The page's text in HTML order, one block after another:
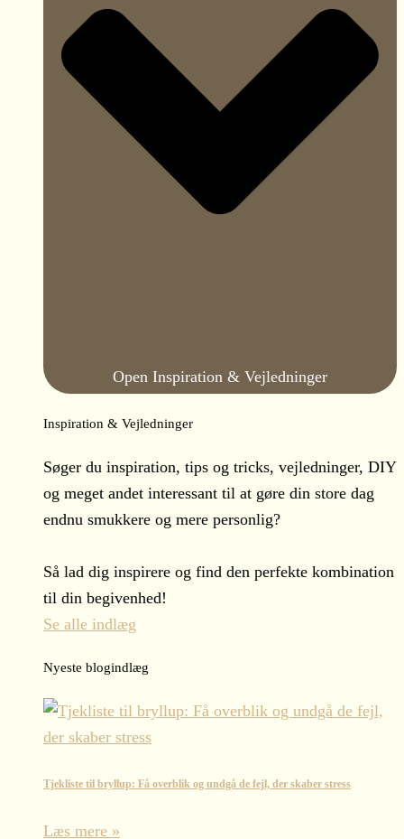
Open Inspiration & Vejledninger
Inspiration & Vejledninger
Søger du inspiration, tips og tricks, vejledninger, DIY
og meget andet interessant til at gøre din store dag
endnu smukkere og mere personlig?
Så lad dig inspirere og find den perfekte kombination
til din begivenhed!
Se alle indlæg
Nyeste blogindlæg
Tjekliste til bryllup: Få overblik og undgå de fejl, der skaber stress
Læs mere »